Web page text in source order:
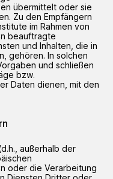
übermittelt oder sie
Zu den Empfängern
im Rahmen von
beauftragte
und Inhalten, die in
gehören. In solchen
und schließen
bzw.
Daten dienen, mit den
außerhalb der
oder die Verarbeitung